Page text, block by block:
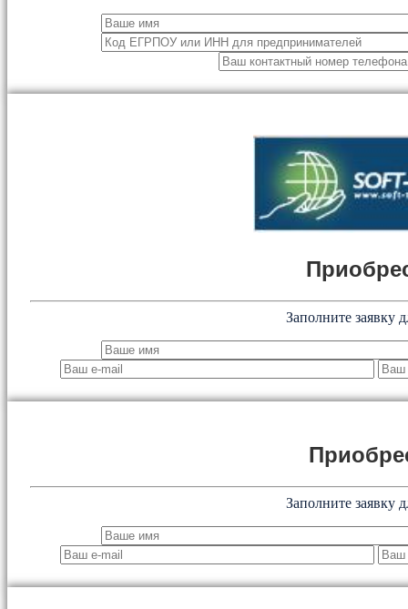
Заполните заявку
Заполните заявку